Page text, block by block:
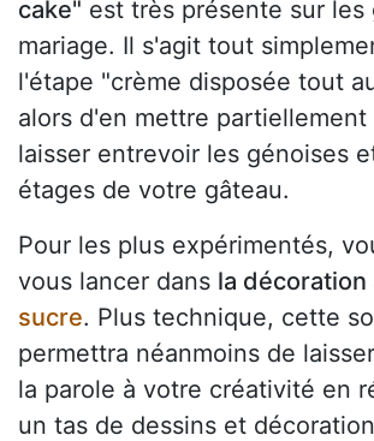
cake" est très présente sur les
mariage. Il s'agit tout
l'étape "crème disposée tout
alors d'en mettre partiellement
laisser entrevoir les génoises
étages de votre gâteau.
Pour les plus expérimentés,
vous lancer dans la décoration
sucre. Plus technique, cette
permettra néanmoins de
la parole à votre créativité en
un tas de dessins et